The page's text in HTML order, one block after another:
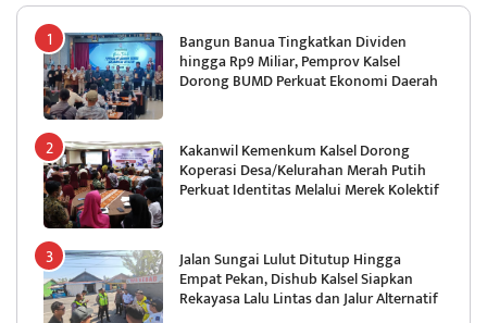
Bangun Banua Tingkatkan Dividen
hingga Rp9 Miliar, Pemprov Kalsel
Dorong BUMD Perkuat Ekonomi Daerah
Kakanwil Kemenkum Kalsel Dorong
Koperasi Desa/Kelurahan Merah Putih
Perkuat Identitas Melalui Merek Kolektif
Jalan Sungai Lulut Ditutup Hingga
Empat Pekan, Dishub Kalsel Siapkan
Rekayasa Lalu Lintas dan Jalur Alternatif